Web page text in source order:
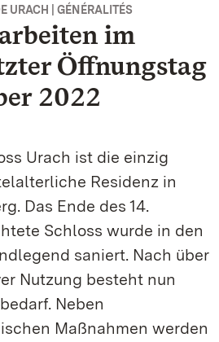
URACH | GÉNÉRALITÉS
im
Öffnungstag
2022
Urach ist die einzig
Residenz in
Das Ende des 14.
Schloss wurde in den
saniert. Nach über
Nutzung besteht nun
Neben
Maßnahmen werden